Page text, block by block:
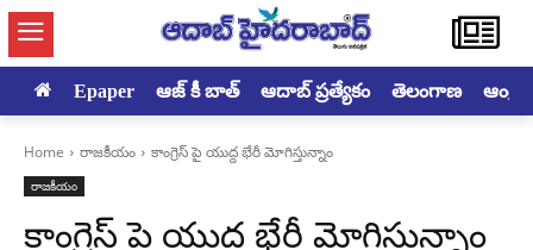
Epaper ఆజ్ కీ బాత్ ఆదాబ్ ప్రత్యేకం తెలంగాణ
Home రాజకీయం కాంగ్రెస్ పై యుద్ద భేరీ మోగిస్తున్నాం
రాజకీయం
కాంగ్రెస్ పై యుద్ద భేరీ మోగిస్తున్నాం